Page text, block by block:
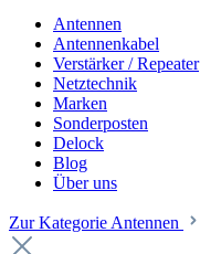
Antennen
Antennenkabel
Verstärker / Repeater
Netztechnik
Marken
Sonderposten
Delock
Blog
Über uns
Zur Kategorie Antennen